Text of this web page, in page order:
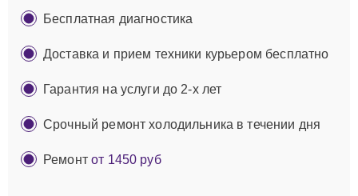
Бесплатная диагностика
Доставка и прием техники курьером бесплатно
Гарантия на услуги до 2-х лет
Срочный ремонт холодильника в течении дня
Ремонтот 1450 руб